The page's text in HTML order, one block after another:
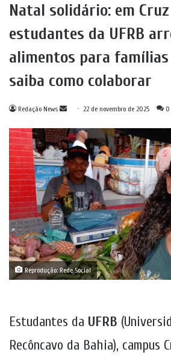
Natal solidário: em
estudantes da UFRB
alimentos para
saiba como colaborar
Redação News
Mande
e-
mail
22 de novembro de 2025 0
Reprodução: Rede Social
Estudantes da UFRB
Recôncavo da Bahia), campus